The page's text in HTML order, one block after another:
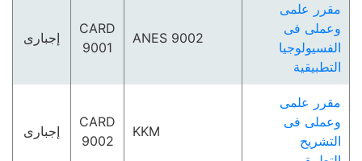
مقرر علمى
وعملى فى
الفسيولوجيا
التطبيقية
ANES 9002
CARD
9001
إجبارى
مقرر علمى
وعملى فى
التشريح
KKM
CARD
9002
إجبارى